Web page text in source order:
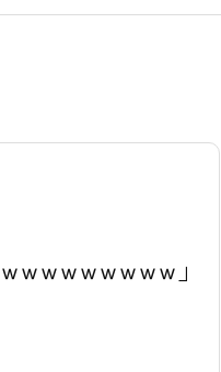
ｗｗｗｗｗｗｗｗ」